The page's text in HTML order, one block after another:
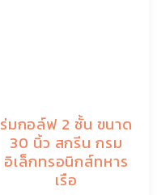
ร่มกอล์ฟ 2 ชั้น ขนาด
30 นิ้ว สกรีน กรม
อิเล็กทรอนิกส์ทหาร
เรือ